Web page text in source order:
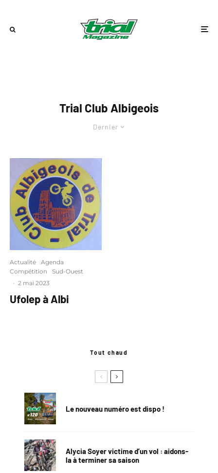
Trial Club Albigeois
Dernier
Actualité
Agenda
Compétition
Sud-Ouest
· 2 mai 2023
Ufolep à Albi
Tout chaud
Le nouveau numéro est dispo !
Alycia Soyer victime d’un vol : aidons-
la à terminer sa saison